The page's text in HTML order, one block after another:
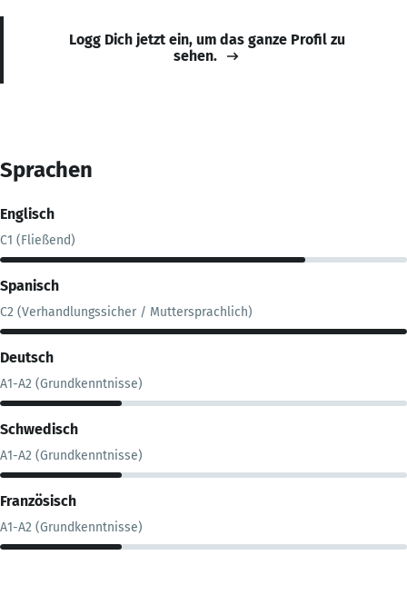
Logg Dich jetzt ein, um das ganze Profil zu
sehen.
Sprachen
Englisch
C1 (Fließend)
Spanisch
C2 (Verhandlungssicher / Muttersprachlich)
Deutsch
A1-A2 (Grundkenntnisse)
Schwedisch
A1-A2 (Grundkenntnisse)
Französisch
A1-A2 (Grundkenntnisse)